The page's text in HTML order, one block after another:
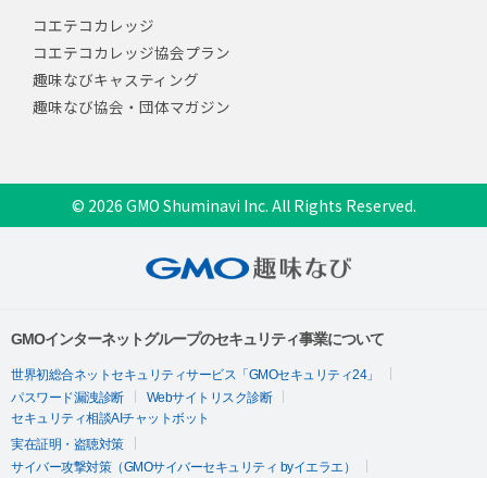
コエテコカレッジ
コエテコカレッジ協会プラン
趣味なびキャスティング
趣味なび協会・団体マガジン
© 2026 GMO Shuminavi Inc. All Rights Reserved.